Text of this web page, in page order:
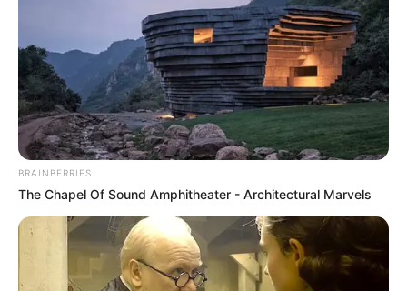
BRAINBERRIES
The Chapel Of Sound Amphitheater - Architectural Marvels